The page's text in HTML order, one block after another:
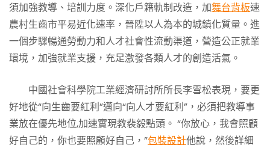
須加強教導、培訓力度。深化戶籍軌制改造，加舞台背板速
農村生齒市平易近化速率，晉陞以人為本的城鎮化質量。進
一個步驟暢通勞動力和人才社會性流動渠道，營造公正就業
環境，加強就業支援，充足激發各類人才的創造活氣。
中國社會科學院工業經濟研討所所長李雪松表現，要更
好地從“向生齒要紅利”邁向“向人才要紅利”，必須把教導事
業放在優先地位,加速實現教裴毅點頭。 “你放心，我會照顧
好自己的，你也要照顧好自己，”包裝設計他說，然後詳細